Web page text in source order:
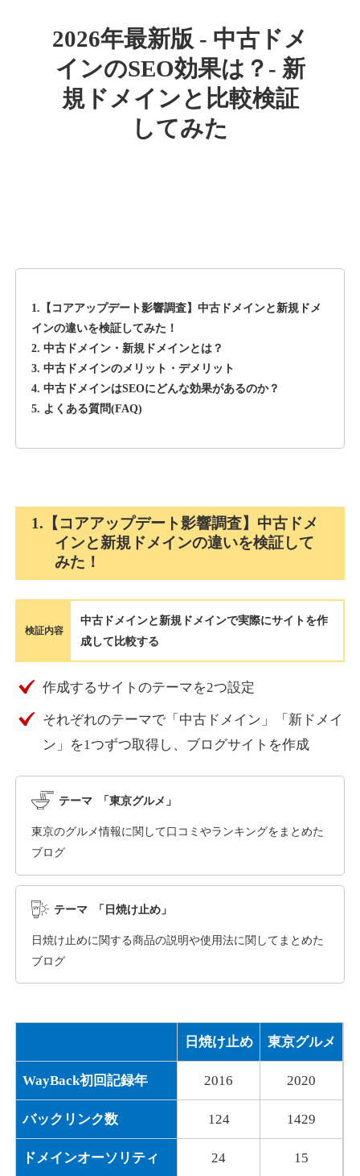
詳細を見る
外部リンク数963 ドメイン年齢
4,500円
rageboy.com
詳細を見る
sug-web.jp
ジャンル その他
DA42 外部リンク数740 ドメイン年齢13年
3,300円 入札 2件
詳細を見る
holocardstrategy.jp
ジャンル趣味
DA40 外部リンク数
3,300円 入札 3件
詳細を見る
suka-jp.com
ジャンルその他
DA 40 外部リンク数2518 ドメイン年齢1年
10,800円 入札 0件
詳細を見る
dka-hero.com
ジャンル その他
10,800円
詳細を見る
ジャンルその他
40
10,800円 入札 0件
2026年最新版 - 中古ドメ
インのSEO効果は？- 新
規ドメインと比較検証
してみた
1.【コアアップデート影響調査】中古ドメインと新規ドメ
インの違いを検証してみた！
2. 中古ドメイン・新規ドメインとは？
3. 中古ドメインのメリット・デメリット
4. 中古ドメインはSEOにどんな効果があるのか？
5. よくある質問(FAQ)
1.【コアアップデート影響調査】中古ドメ
インと新規ドメインの違いを検証して
みた！
検証内容
中古ドメインと新規ドメインで実際にサイトを作
成して比較する
作成するサイトのテーマを2つ設定
それぞれのテーマで「中古ドメイン」「新ドメイ
ン」を1つずつ取得し、ブログサイトを作成
テーマ 「東京グルメ」
東京のグルメ情報に関して口コミやランキングをまとめた
ブログ
テーマ 「日焼け止め」
日焼け止めに関する商品の説明や使用法に関してまとめた
ブログ
日焼け止め 東京グルメ
WayBack初回記録年 2016 2020
バックリンク数 124 1429
ドメインオーソリティ 24 15